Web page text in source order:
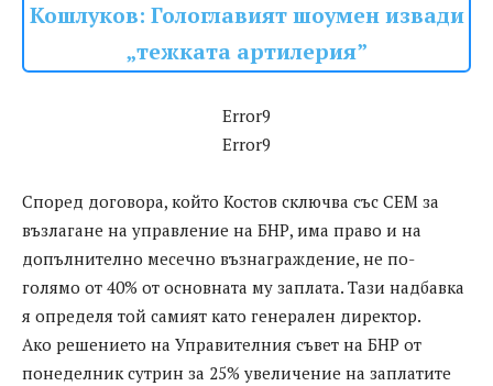
Кошлуков: Гологлавият шоумен извади
„тежката артилерия”
Error9
Error9
Според договора, който Костов сключва със СЕМ за
възлагане на управление на БНР, има право и на
допълнително месечно възнаграждение, не по-
голямо от 40% от основната му заплата. Тази надбавка
я определя той самият като генерален директор.
Ако решението на Управителния съвет на БНР от
понеделник сутрин за 25% увеличение на заплатите